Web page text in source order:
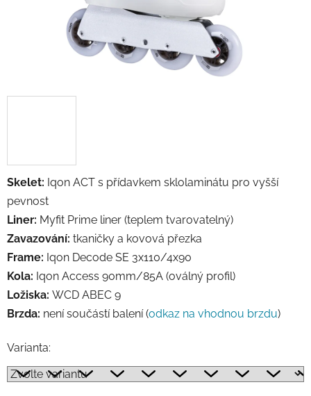
Skelet: Iqon ACT s přídavkem sklolaminátu pro vyšší
pevnost
Liner: Myfit Prime liner (teplem tvarovatelný)
Zavazování: tkaničky a kovová přezka
Frame: Iqon Decode SE 3x110/4x90
Kola: Iqon Access 90mm/85A (oválný profil)
Ložiska: WCD ABEC 9
Brzda: není součástí balení (odkaz na vhodnou brzdu)
Varianta: